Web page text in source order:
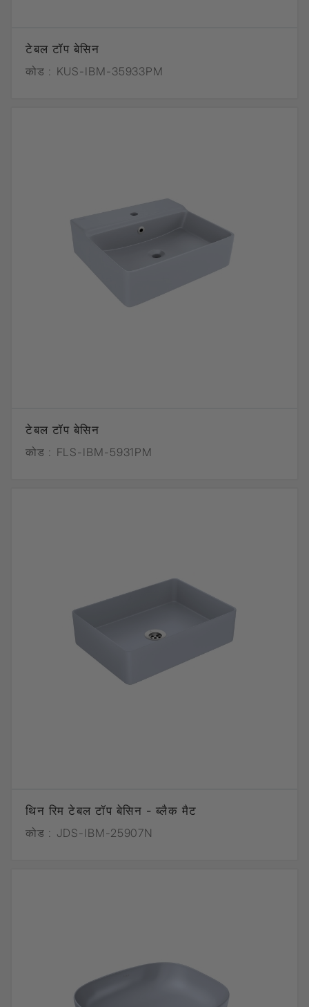
टेबल टॉप बेसिन
कोड : KUS-IBM-35933PM
टेबल टॉप बेसिन
कोड : FLS-IBM-5931PM
थिन रिम टेबल टॉप बेसिन - ब्लैक मैट
कोड : JDS-IBM-25907N